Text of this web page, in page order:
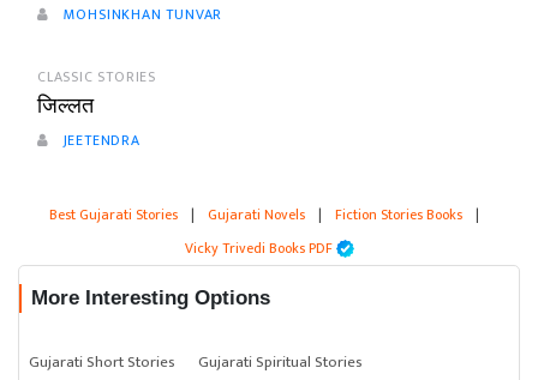
MOHSINKHAN TUNVAR
CLASSIC STORIES
जिल्लत
JEETENDRA
Best Gujarati Stories | Gujarati Novels | Fiction Stories Books |
Vicky Trivedi Books PDF
More Interesting Options
Gujarati Short Stories
Gujarati Spiritual Stories